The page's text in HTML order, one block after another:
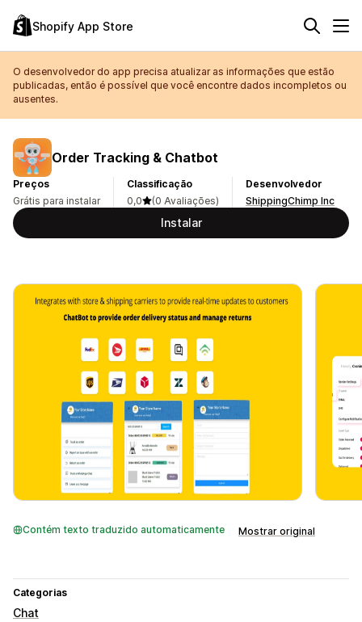
Shopify App Store
O desenvolvedor do app precisa atualizar as informações que estão
publicadas, então é possível que você encontre dados incompletos ou
ausentes.
Order Tracking & Chatbot
Preços
Grátis para instalar
Classificação
0,0
(0 Avaliações)
Desenvolvedor
ShippingChimp Inc
Instalar
Contém texto traduzido automaticamente Mostrar original
Categorias
Chat